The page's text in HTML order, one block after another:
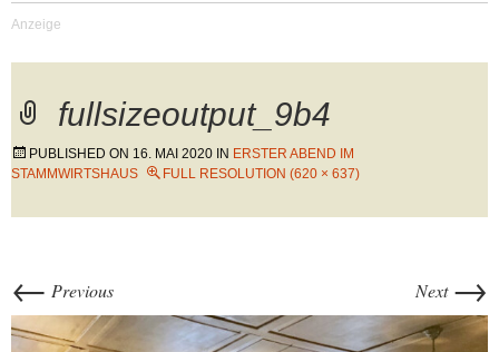
fullsizeoutput_9b4
PUBLISHED ON 16. MAI 2020 IN ERSTER ABEND IM
STAMMWIRTSHAUS
FULL RESOLUTION (620 × 637)
← Previous Next →